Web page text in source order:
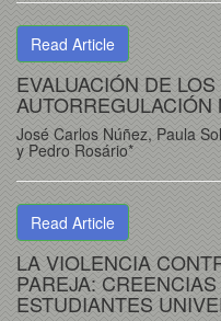
Read Article
EVALUACIÓN DE
José Carlos Núñez, Paula
y Pedro Rosário*
Read Article
LA VIOLENCIA
PAREJA:
ESTUDIANTES